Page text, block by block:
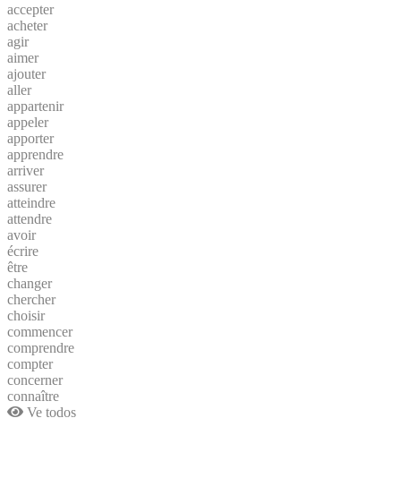
accepter
acheter
agir
aimer
ajouter
aller
appartenir
appeler
apporter
apprendre
arriver
assurer
atteindre
attendre
avoir
écrire
être
changer
chercher
choisir
commencer
comprendre
compter
concerner
connaître
Ve todos